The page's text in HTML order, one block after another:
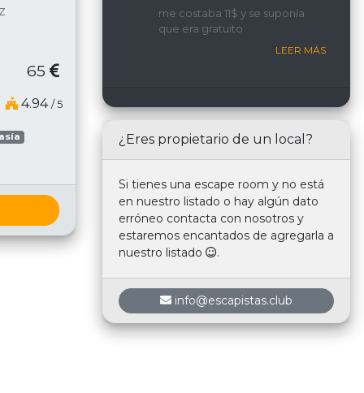
65
4.94 / 5
interacción constante con
nosotros.
me costaba 11$ y se suponía
que era gratuito
LEER MÁS
¿Eres propietario de un local?
Si tienes una escape room y no está
en nuestro listado o hay algún dato
erróneo contacta con nosotros y
estaremos encantados de agregarla a
nuestro listado
.
info@escapistas.club